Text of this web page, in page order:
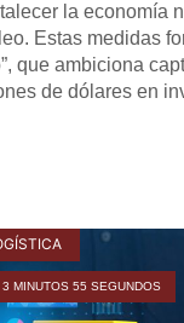
la economía
Estas medidas
que ambiciona
de dólares en
MINUTOS 55 SEGUNDOS